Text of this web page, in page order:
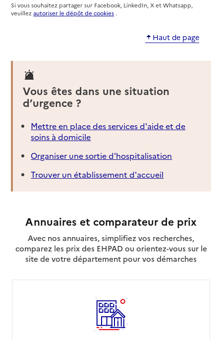
Site internet
Rapport HAS
CLIC Gérontonomie Clermont Métropole
Adresse
30 boulevard Berthelot
63000-Clermont-Ferrand
04 73 15 01 90
Contact
Site internet
Rapport HAS
Mis à jour le : 30/04/2026
CLIC Issoire
Adresse
11 rue d'Espagnon
63500-Issoire
Si vous souhaitez partager sur Facebook, LinkedIn, X et Whatsapp,
veuillezautoriser le dépôt de cookies .
Haut de page
Vous êtes dans une situation
d’urgence ?
Mettre en place des services d'aide et de
soins à domicile
Organiser une sortie d'hospitalisation
Trouver un établissement d'accueil
Annuaires et comparateur de prix
Avec nos annuaires, simplifiez vos recherches,
comparez les prix des EHPAD ou orientez-vous sur le
site de votre département pour vos démarches